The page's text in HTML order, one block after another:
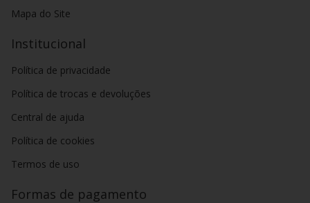
Mapa do Site
Institucional
Política de privacidade
Política de trocas e devoluções
Central de ajuda
Política de cookies
Termos de uso
Formas de pagamento